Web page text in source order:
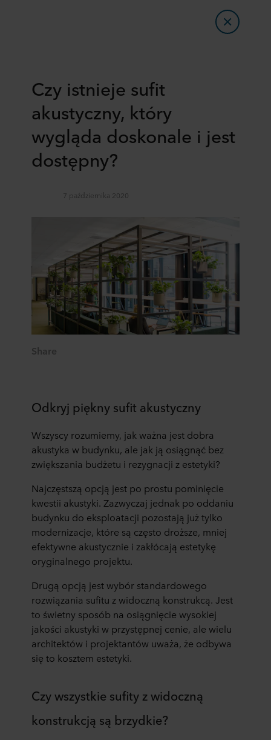
Czy istnieje sufit
akustyczny, który
wygląda doskonale i jest
dostępny?
7 października 2020
Share
Odkryj piękny sufit akustyczny
Wszyscy rozumiemy, jak ważna jest dobra
akustyka w budynku, ale jak ją osiągnąć bez
zwiększania budżetu i rezygnacji z estetyki?
Najczęstszą opcją jest po prostu pominięcie
kwestii akustyki. Zazwyczaj jednak po oddaniu
budynku do eksploatacji pozostają już tylko
modernizacje, które są często droższe, mniej
efektywne akustycznie i zakłócają estetykę
oryginalnego projektu.
Drugą opcją jest wybór standardowego
rozwiązania sufitu z widoczną konstrukcą. Jest
to świetny sposób na osiągnięcie wysokiej
jakości akustyki w przystępnej cenie, ale wielu
architektów i projektantów uważa, że odbywa
się to kosztem estetyki.
Czy wszystkie sufity z widoczną
konstrukcją są brzydkie?